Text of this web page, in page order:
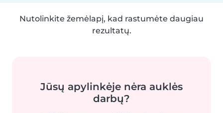
Nutolinkite žemėlapį, kad rastumėte daugiau
rezultatų.
Jūsų apylinkėje nėra auklės
darbų?